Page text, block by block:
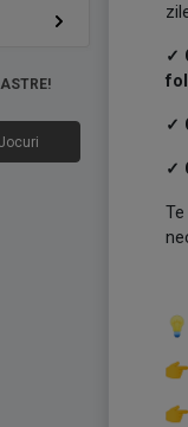
✓
✓
✓